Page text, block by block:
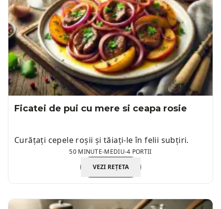
Ficatei de pui cu mere si ceapa rosie
Curățați cepele roșii și tăiați-le în felii subțiri.
50 MINUTE-MEDIU-4 PORTII
VEZI REȚETA